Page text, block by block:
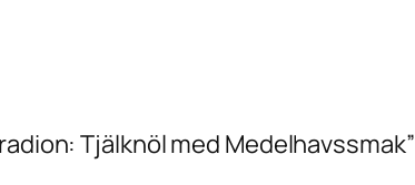
Tjälknöl med Medelhavssmak”